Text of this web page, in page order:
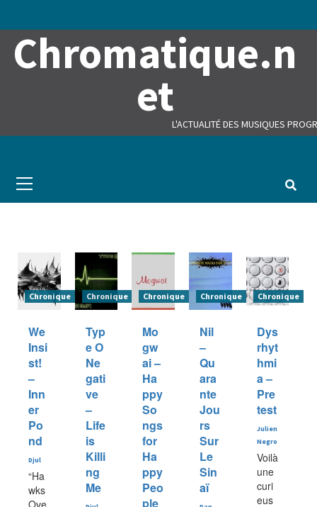
Chromatique.n
et
L'ACTUALITÉ DES MUSIQUES
Menu
Chronique
We
Insi
st!
–
Inn
er
Po
nd
Djul
“Ha
wks
Ove
Chronique
Typ
e O
Ne
gati
ve
–
Life
is
Killi
ng
Me
Chronique
Mo
gw
ai –
Ha
ppy
So
ngs
for
Ha
ppy
Peo
ple
Chronique
Nil
–
Qu
ara
nte
Jou
rs
Sur
Le
Sin
aï
Chronique
Dys
rhyt
hmi
a –
Pre
test
Julien
Negro
Voilà
une
curi
eus